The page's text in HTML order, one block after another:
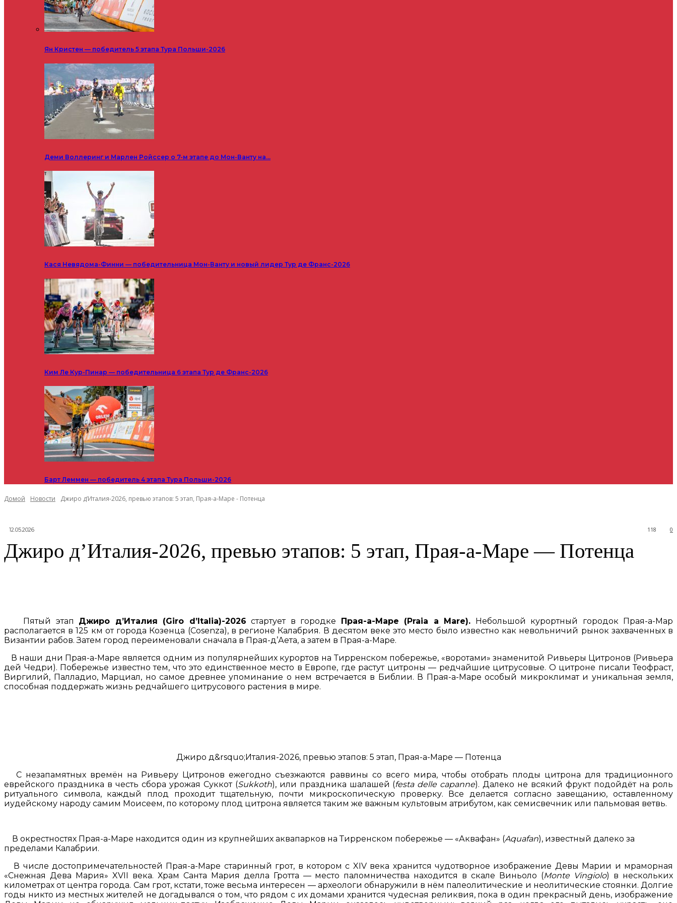
Ян Кристен — победитель 5 этапа Тура Польши-2026
Деми Воллеринг и Марлен Ройссер о 7-м этапе до Мон-Ванту на…
Кася Невядома-Финни — победительница Мон-Ванту и новый лидер Тур де Франс-2026
Ким Ле Кур-Пинар — победительница 6 этапа Тур де Франс-2026
Барт Леммен — победитель 4 этапа Тура Польши-2026
Домой Новости Джиро д’Италия-2026, превью этапов: 5 этап, Прая-а-Маре - Потенца
12.05.2026 0
118
Джиро д’Италия-2026, превью этапов: 5 этап, Прая-а-Маре — Потенца
Пятый этап Джиро д’Италия (Giro d’Italia)-2026 стартует в городке Прая-а-Маре (Praia a Mare). Небольшой курортный городок Прая-а-Мар
располагается в 125 км от города Козенца (Cosenza), в регионе Калабрия. В десятом веке это место было известно как невольничий рынок захваченных в
Византии рабов. Затем город переименовали сначала в Прая-д’Аета, а затем в Прая-а-Маре.
В наши дни Прая-а-Маре является одним из популярнейших курортов на Тирренском побережье, «воротами» знаменитой Ривьеры Цитронов (Ривьера
дей Чедри). Побережье известно тем, что это единственное место в Европе, где растут цитроны — редчайшие цитрусовые. О цитроне писали Теофраст,
Виргилий, Палладио, Марциал, но самое древнее упоминание о нем встречается в Библии. В Прая-а-Маре особый микроклимат и уникальная земля,
способная поддержать жизнь редчайшего цитрусового растения в мире.
Джиро д&rsquo;Италия-2026, превью этапов: 5 этап, Прая-а-Маре — Потенца
С незапамятных времён на Ривьеру Цитронов ежегодно съезжаются раввины со всего мира, чтобы отобрать плоды цитрона для традиционного
еврейского праздника в честь сбора урожая Суккот (Sukkoth), или праздника шалашей (festa delle capanne). Далеко не всякий фрукт подойдёт на роль
ритуального символа, каждый плод проходит тщательную, почти микроскопическую проверку. Все делается согласно завещанию, оставленному
иудейскому народу самим Моисеем, по которому плод цитрона является таким же важным культовым атрибутом, как семисвечник или пальмовая ветвь.
В окрестностях Прая-а-Маре находится один из крупнейших аквапарков на Тирренском побережье — «Аквафан» (Aquafan), известный далеко за
пределами Калабрии.
В числе достопримечательностей Прая-а-Маре старинный грот, в котором с XIV века хранится чудотворное изображение Девы Марии и мраморная
«Снежная Дева Мария» XVII века. Храм Санта Мария делла Гротта — место паломничества находится в скале Виньоло (Monte Vingiolo) в нескольких
километрах от центра города. Сам грот, кстати, тоже весьма интересен — археологи обнаружили в нём палеолитические и неолитические стоянки. Долгие
годы никто из местных жителей не догадывался о том, что рядом с их домами хранится чудесная реликвия, пока в один прекрасный день, изображение